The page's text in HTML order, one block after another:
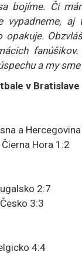
bojíme. Či
vypadneme, aj
opakuje.
a my sme
v Bratislave
a Hercegovina
Hora 1:2
2:7
3:3
4:4